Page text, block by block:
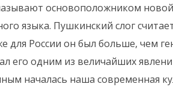
основоположником новой
языка. Пушкинский слог
для России он был больше, чем
его одним из величайших
началась наша современная